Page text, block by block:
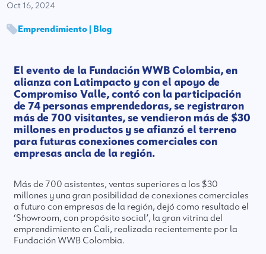
Oct 16, 2024
Emprendimiento | Blog
El evento de la Fundación WWB Colombia, en
alianza con Latimpacto y con el apoyo de
Compromiso Valle, contó con la participación
de 74 personas emprendedoras, se registraron
más de 700 visitantes, se vendieron más de $30
millones en productos y se afianzó el terreno
para futuras conexiones comerciales con
empresas ancla de la región.
Más de 700 asistentes, ventas superiores a los $30
millones y una gran posibilidad de conexiones comerciales
a futuro con empresas de la región, dejó como resultado el
‘Showroom, con propósito social’, la gran vitrina del
emprendimiento en Cali, realizada recientemente por la
Fundación WWB Colombia.